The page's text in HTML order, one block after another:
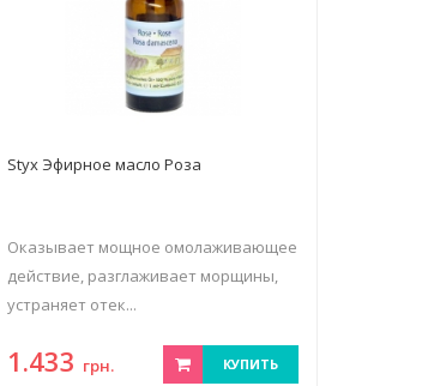
Styx Эфирное масло Роза
Оказывает мощное омолаживающее
действие, разглаживает морщины,
устраняет отек...
1.433 грн. КУПИТЬ